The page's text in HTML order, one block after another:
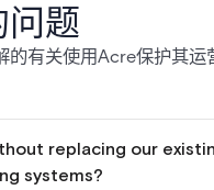
问题
的有关使用Acre保护其运
replacing our
systems?